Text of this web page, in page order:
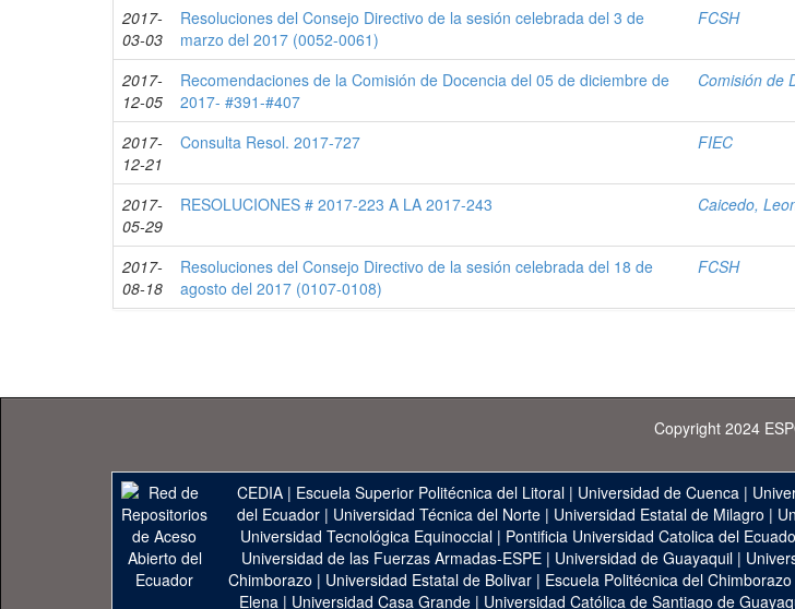
2017-
03-03
Resoluciones del Consejo Directivo de la sesión celebrada del 3 de
marzo del 2017 (0052-0061)
FCSH
2017-
12-05
Recomendaciones de la Comisión de Docencia del 05 de diciembre de
2017- #391-#407
Comisión de
2017-
12-21
Consulta Resol. 2017-727 FIEC
2017-
05-29
RESOLUCIONES # 2017-223 A LA 2017-243 Caicedo,
2017-
08-18
Resoluciones del Consejo Directivo de la sesión celebrada del 18 de
agosto del 2017 (0107-0108)
FCSH
Copyright 2024
CEDIA | Escuela Superior Politécnica del Litoral | Universidad de Cuenca |
del Ecuador| Universidad Técnica del Norte| Universidad Estatal de Milagro |
Universidad Tecnológica Equinoccial| Pontificia Universidad Catolica del
Universidad de las Fuerzas Armadas-ESPE | Universidad de Guayaquil |
Chimborazo | Universidad Estatal de Bolivar| Escuela Politécnica del Chimborazo
Elena | Universidad Casa Grande | Universidad Católica de Santiago de